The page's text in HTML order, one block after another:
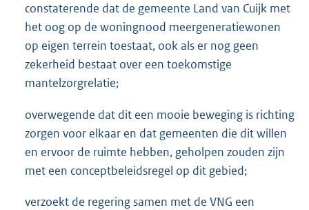
constaterende dat de gemeente Land van Cuijk met
het oog op de woningnood meergeneratiewonen
op eigen terrein toestaat, ook als er nog geen
zekerheid bestaat over een toekomstige
mantelzorgrelatie;
overwegende dat dit een mooie beweging is richting
zorgen voor elkaar en dat gemeenten die dit willen
en ervoor de ruimte hebben, geholpen zouden zijn
met een conceptbeleidsregel op dit gebied;
verzoekt de regering samen met de VNG een